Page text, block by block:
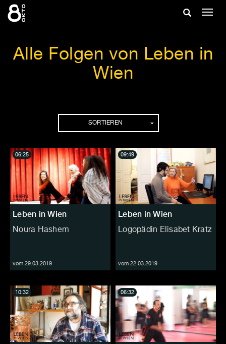
Zum
Inhalt
Suche
Alle Folgen von Leben in
Wien
SORTIEREN
Leben in Wien
Noura Hashem
vom 29.03.2019
06:25
Leben in Wien
Logopädin Elisabet Kratz
vom 22.03.2019
09:49
10:32 06:32